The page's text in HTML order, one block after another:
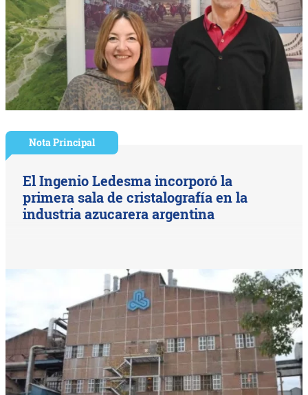
Nota Principal
El Ingenio Ledesma incorporó la
primera sala de cristalografía en la
industria azucarera argentina